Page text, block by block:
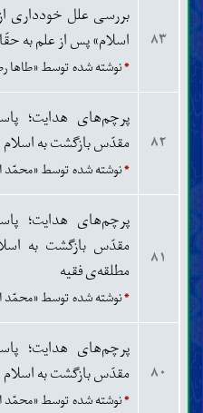
۸۳
بررسی علل خودداری
اسلام» پس از علم به
*نوشته شده توسط «طاها رضوی»
۸۲
پرچم‌های هدایت؛
مقدّس بازگشت به اسلام (۷)؛ موانع شناخت؛
*نوشته شده توسط «محمّد امیر
۸۱
پرچم‌های هدایت؛
مطلقه‌ی فقیه
*نوشته شده توسط «محمّد امیر
۸۰
پرچم‌های هدایت؛
مقدّس بازگشت به اسلام (۵)؛ موانع شناخت؛
*نوشته شده توسط «محمّد امیر